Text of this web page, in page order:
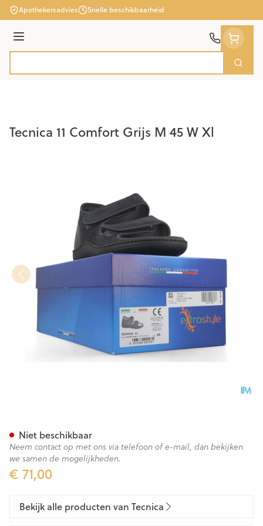
Ga naar de inhoud
Apothekersadvies Snelle beschikbaarheid
Menu
Zoek
Tecnica 11 Comfort Grijs M 45 W Xl
€ 71,00
Niet beschikbaar
Neem contact op met ons via telefoon of e-mail, dan bekijken
we samen de mogelijkheden.
Bekijk alle producten van Tecnica